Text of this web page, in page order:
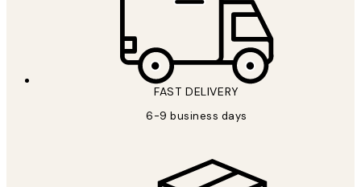
FAST DELIVERY
6-9 business days